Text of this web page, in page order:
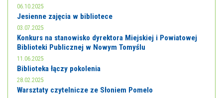
06.10.2025
Jesienne zajęcia w bibliotece
03.07.2025
Konkurs na stanowisko dyrektora Miejskiej i Powiatowej
Biblioteki Publicznej w Nowym Tomyślu
11.06.2025
Biblioteka łączy pokolenia
28.02.2025
Warsztaty czytelnicze ze Słoniem Pomelo